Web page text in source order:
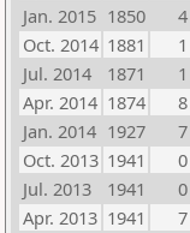
Jan. 2015 1850 4
Oct. 2014 1881 1
Jul. 2014
1871 1
Apr. 2014 1874 8
Jan. 2014 1927 7
Oct. 2013 1941 0
Jul. 2013
1941 0
Apr. 2013 1941 7